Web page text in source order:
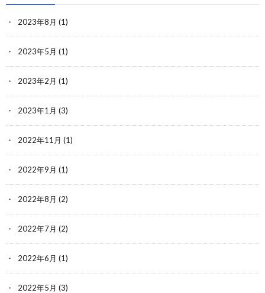
2023年8月 (1)
2023年5月 (1)
2023年2月 (1)
2023年1月 (3)
2022年11月 (1)
2022年9月 (1)
2022年8月 (2)
2022年7月 (2)
2022年6月 (1)
2022年5月 (3)